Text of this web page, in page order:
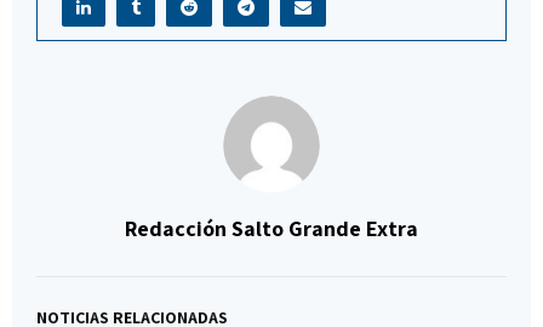
Redacción Salto Grande Extra
NOTICIAS RELACIONADAS